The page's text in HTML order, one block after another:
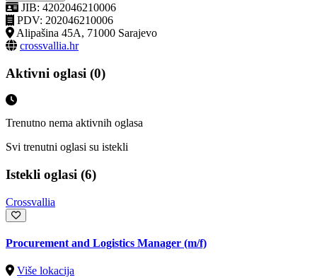
JIB: 4202046210006
PDV: 202046210006
Alipašina 45A, 71000 Sarajevo
crossvallia.hr
Aktivni oglasi (0)
Trenutno nema aktivnih oglasa
Svi trenutni oglasi su istekli
Istekli oglasi (6)
Crossvallia
Procurement and Logistics Manager (m/f)
Više lokacija